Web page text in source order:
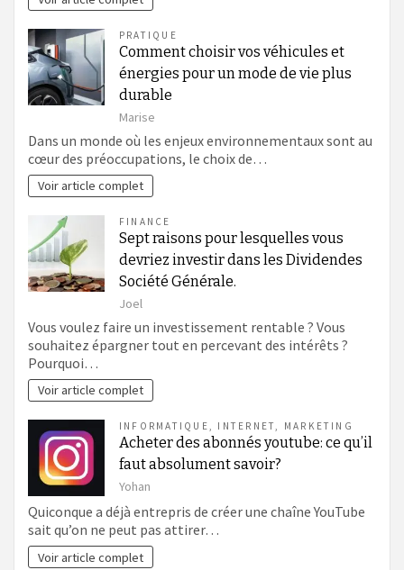
PRATIQUE
Comment choisir vos véhicules et
énergies pour un mode de vie plus
durable
Marise
Dans un monde où les enjeux environnementaux sont au
cœur des préoccupations, le choix de…
Voir article complet
FINANCE
Sept raisons pour lesquelles vous
devriez investir dans les Dividendes
Société Générale.
Joel
Vous voulez faire un investissement rentable ? Vous
souhaitez épargner tout en percevant des intérêts ?
Pourquoi…
Voir article complet
INFORMATIQUE, INTERNET, MARKETING
Acheter des abonnés youtube: ce qu’il
faut absolument savoir?
Yohan
Quiconque a déjà entrepris de créer une chaîne YouTube
sait qu’on ne peut pas attirer…
Voir article complet